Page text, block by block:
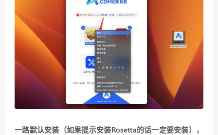
一路默认安装 （如果提示安装Rosetta的话一定要安装）
，